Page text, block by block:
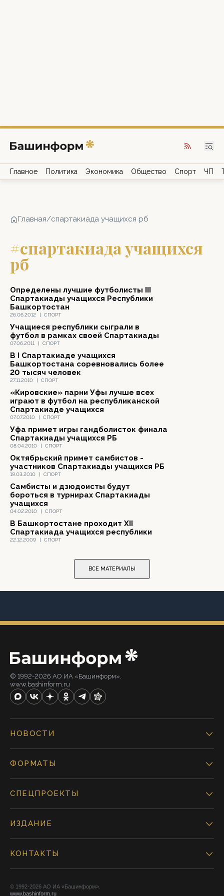
Главное Политика Экономика Общество Спорт ЧП
Главная/спартакиада учащихся рб
#спартакиада учащихся
рб
26.06.2012 | СПОРТ
Определены лучшие футболисты III
Спартакиады учащихся Республики
Башкортостан
07.06.2011 | СПОРТ
Учащиеся республики сыграли в
футбол в рамках своей Спартакиады
27.11.2010 | СПОРТ
В I Спартакиаде учащихся
Башкортостана соревновались более
20 тысяч человек
07.07.2010 | СПОРТ
«Кировские» парни Уфы лучше всех
играют в футбол на республиканской
Спартакиаде учащихся
08.04.2010 | СПОРТ
Уфа примет игры гандболисток финала
Спартакиады учащихся РБ
19.03.2010 | СПОРТ
Октябрьский примет самбистов -
участников Спартакиады учащихся РБ
04.02.2010 | СПОРТ
Самбисты и дзюдоисты будут
бороться в турнирах Спартакиады
учащихся
22.12.2009 | СПОРТ
В Башкортостане проходит XII
Спартакиада учащихся республики
ВСЕ МАТЕРИАЛЫ
© 1992-2026 АО ИА «Башинформ».
www.bashinform.ru
НОВОСТИ
ФОРМАТЫ
СПЕЦПРОЕКТЫ
ИЗДАНИЕ
КОНТАКТЫ
© 1992-2026 АО ИА «Башинформ».
www.bashinform.ru